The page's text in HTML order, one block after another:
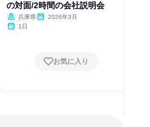
の対面/2時間の会社説明会
兵庫県
2026年3月
1日
お気に入り